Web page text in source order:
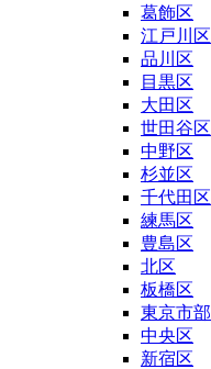
葛飾区
江戸川区
品川区
目黒区
大田区
世田谷区
中野区
杉並区
千代田区
練馬区
豊島区
北区
板橋区
東京市部
中央区
新宿区